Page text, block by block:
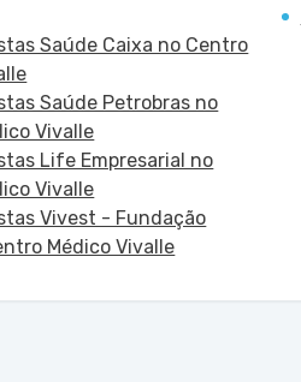
Saúde Caixa no Centro
Saúde Petrobras no
Vivalle
Life Empresarial no
Vivalle
Vivest - Fundação
Médico Vivalle